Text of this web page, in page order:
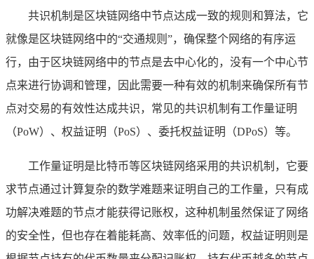
共识机制是区块链网络中节点达成一致的规则和算法，它
就像是区块链网络中的“交通规则”，确保整个网络的有序运
行，由于区块链网络中的节点是去中心化的，没有一个中心节
点来进行协调和管理，因此需要一种有效的机制来确保所有节
点对交易的有效性达成共识，常见的共识机制有工作量证明
（PoW）、权益证明（PoS）、委托权益证明（DPoS）等。
工作量证明是比特币等区块链网络采用的共识机制，它要
求节点通过计算复杂的数学难题来证明自己的工作量，只有成
功解决难题的节点才能获得记账权，这种机制虽然保证了网络
的安全性，但也存在着能耗高、效率低的问题，权益证明则是